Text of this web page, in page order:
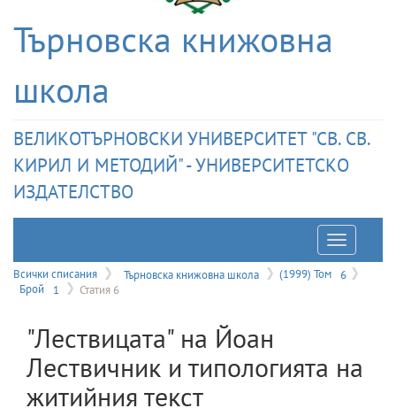
Търновска книжовна
школа
ВЕЛИКОТЪРНОВСКИ УНИВЕРСИТЕТ "СВ. СВ.
КИРИЛ И МЕТОДИЙ" - УНИВЕРСИТЕТСКО
ИЗДАТЕЛСТВО
Отваряне
на
Всички списания Търновска книжовна школа (1999) Том
6
Брой
1 Статия 6
"Лествицата" на Йоан
Лествичник и типологията на
житийния текст